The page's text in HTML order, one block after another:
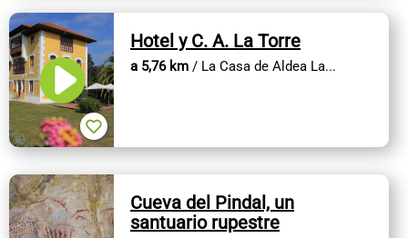
Hotel y C. A. La Torre
a 5,76 km / La Casa de Aldea La...
Cueva del Pindal, un
santuario rupestre